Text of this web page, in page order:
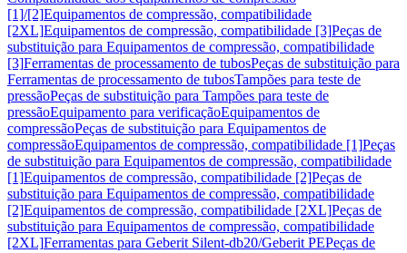
[1]/[2]Equipamentos de compressão, compatibilidade
[2XL]Equipamentos de compressão, compatibilidade [3]Peças de
substituição para Equipamentos de compressão, compatibilidade
[3]Ferramentas de processamento de tubosPeças de substituição para
Ferramentas de processamento de tubosTampões para teste de
pressãoPeças de substituição para Tampões para teste de
pressãoEquipamento para verificaçãoEquipamentos de
compressãoPeças de substituição para Equipamentos de
compressãoEquipamentos de compressão, compatibilidade [1]Peças
de substituição para Equipamentos de compressão, compatibilidade
[1]Equipamentos de compressão, compatibilidade [2]Peças de
substituição para Equipamentos de compressão, compatibilidade
[2]Equipamentos de compressão, compatibilidade [2XL]Peças de
substituição para Equipamentos de compressão, compatibilidade
[2XL]Ferramentas para Geberit Silent-db20/Geberit PEPeças de